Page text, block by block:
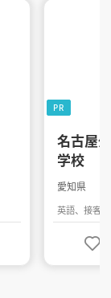
名古屋
学校
愛知県
英語、接客
PR